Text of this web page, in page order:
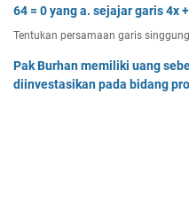
64 = 0 yang a. sejajar garis 4x
Tentukan persamaan garis
Pak Burhan memiliki uang
diinvestasikan pada bidang